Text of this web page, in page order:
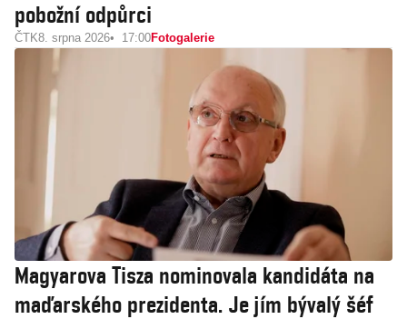
pobožní odpůrci
ČTK8. srpna 2026 17:00Fotogalerie
Magyarova Tisza nominovala kandidáta na
maďarského prezidenta. Je jím bývalý šéf